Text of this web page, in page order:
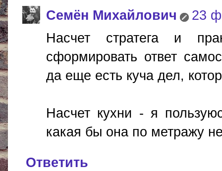
Cемён Михайлович
23
Насчет стратега и
сформировать ответ
да еще есть куча дел,
Насчет кухни - я
какая бы она по метражу
Ответить